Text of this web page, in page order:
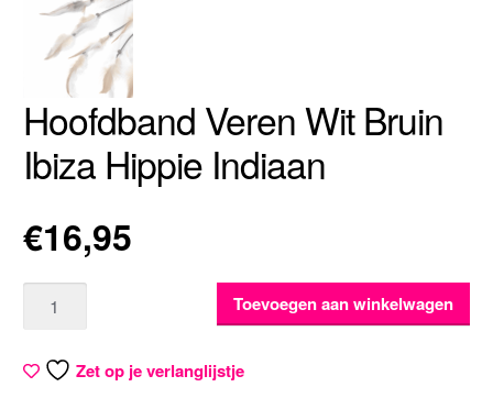
Hoofdband Veren Wit Bruin
Ibiza Hippie Indiaan
€16,95
Toevoegen aan winkelwagen
Zet op je verlanglijstje